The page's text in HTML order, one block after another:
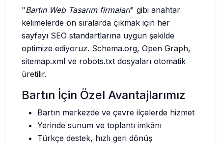
"Bartın Web Tasarım firmaları" gibi anahtar
kelimelerde ön sıralarda çıkmak için her
sayfayı SEO standartlarına uygun şekilde
optimize ediyoruz. Schema.org, Open Graph,
sitemap.xml ve robots.txt dosyaları otomatik
üretilir.
Bartın İçin Özel Avantajlarımız
Bartın merkezde ve çevre ilçelerde hizmet
Yerinde sunum ve toplantı imkânı
Türkçe destek, hızlı geri dönüş